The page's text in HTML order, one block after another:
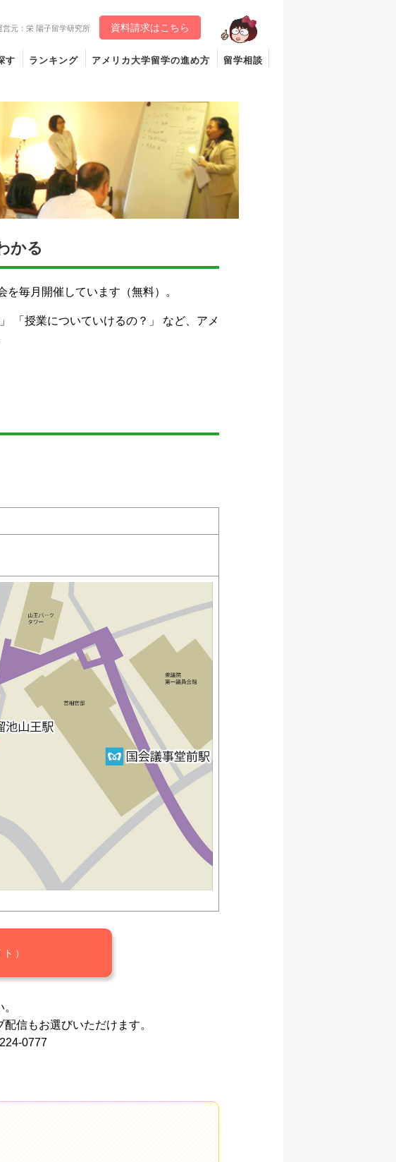
営元：栄 陽子留学研究所 資料請求はこちら
す ランキング アメリカ大学留学の進め方 留学相談
かる
毎月開催しています（無料）。
「授業についていけるの？」 など、アメ
）
信もお選びいただけます。
0777